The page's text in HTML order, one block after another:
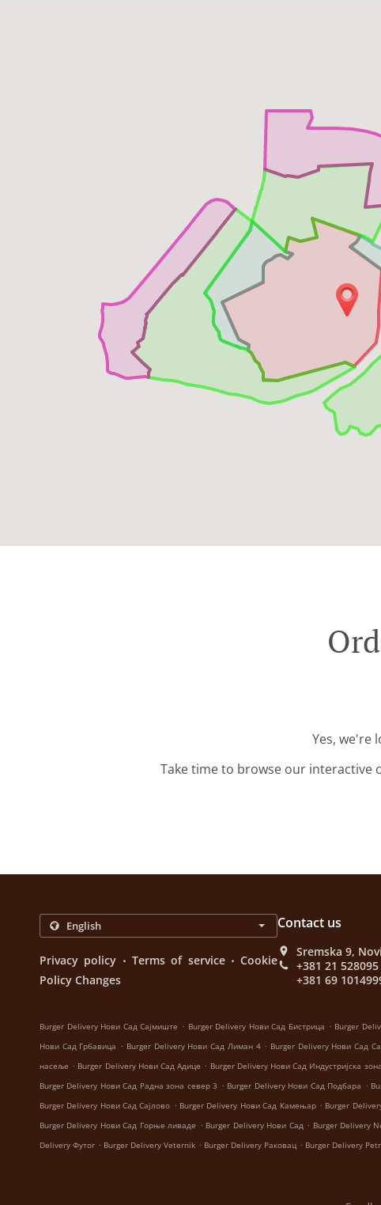
Yes, we're
Take time to browse our interactive
Privacy policy . Terms of service . Cookie
Policy Changes
Contact us
Sremska 9,
+381 21 528095
+381 69
Burger Delivery Нови Сад Сајмиште . Burger Delivery Нови Сад Бистрица . Burger
Нови Сад Грбавица . Burger Delivery Нови Сад Лиман 4 . Burger Delivery Нови Сад
насеље . Burger Delivery Нови Сад Адице . Burger Delivery Нови Сад Индустријска зона
Burger Delivery Нови Сад Радна зона север 3 . Burger Delivery Нови Сад Подбара .
Burger Delivery Нови Сад Сајлово . Burger Delivery Нови Сад Камењар . Burger
Burger Delivery Нови Сад Горње ливаде . Burger Delivery Нови Сад . Burger Delivery
Delivery Футог . Burger Delivery Veternik . Burger Delivery Раковац . Burger Delivery